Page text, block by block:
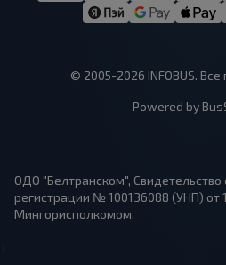
© 2005-2026 INFOBUS.
Powered by
ОДО "Белтранском", Свидетельство
регистрации № 100136088 (УНП) от
Мингорисполкомом.